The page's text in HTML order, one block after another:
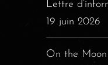
Lettre
19 juin 2026
On the